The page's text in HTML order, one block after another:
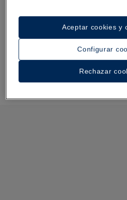
Configurar
Rechazar
Aceptar cookies y